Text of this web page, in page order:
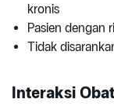
kronis
Pasien dengan
Tidak
Interaksi